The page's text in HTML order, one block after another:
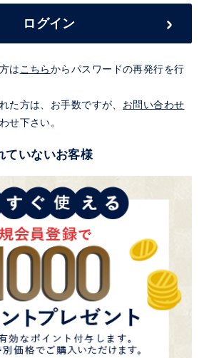
ログイン
は こちらからパスワードの再発行を行
た方は、お手数ですが、 お問い合わせ
せ下さい。
ていないお客様